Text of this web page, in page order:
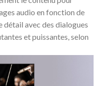
audio en fonction de
détail avec des dialogues
et puissantes, selon